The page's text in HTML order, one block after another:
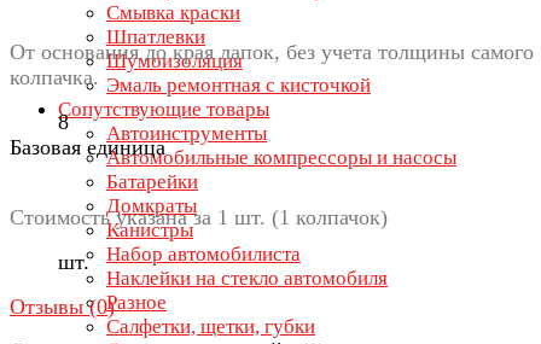
Смывка краски
Шпатлевки
Шумоизоляция
Эмаль ремонтная с кисточкой
Сопутствующие товары
Автоинструменты
Автомобильные компрессоры и насосы
Батарейки
Домкраты
Канистры
Набор автомобилиста
Наклейки на стекло автомобиля
Разное
Салфетки, щетки, губки
От основания до края лапок, без учета толщины самого
колпачка.
8
Базовая единица
Стоимость указана за 1 шт. (1 колпачок)
шт.
Отзывы (0)